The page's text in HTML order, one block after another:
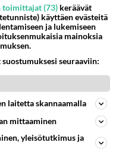
viestiä.
hyvin
https://www.iltalehti.fi/viihdeuutiset/a/c46da6ab-340f-4790-aaa7-0865eed2336 Yrityksen konkurssihakemus on tullut kärä
303
1308
toimittajat (73) keräävät
käyttäen evästeitä
ja lukemiseen
mainoksia
seuraaviin:
laitetta skannaamalla
mittaaminen
yleisötutkimus ja